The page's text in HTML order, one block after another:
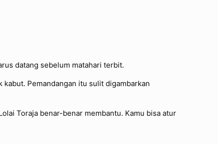
datang sebelum matahari terbit.
Pemandangan itu sulit digambarkan
Toraja benar-benar membantu. Kamu bisa atur